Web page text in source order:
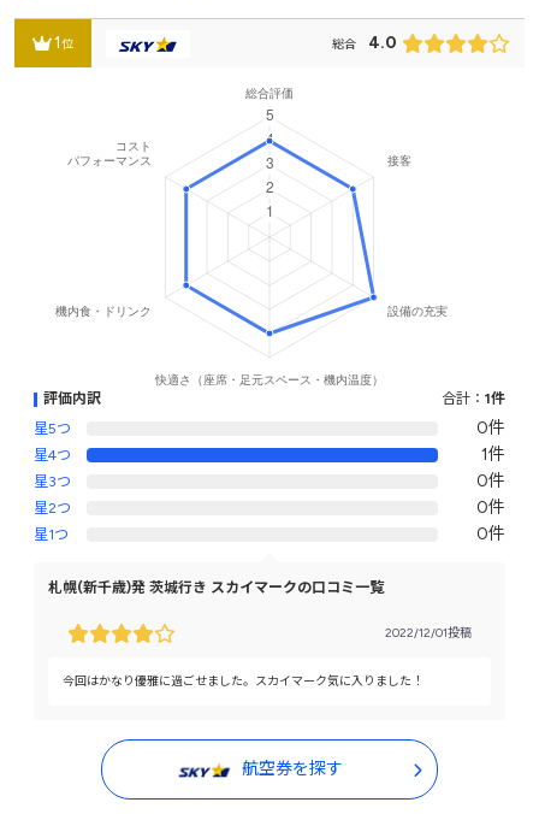
1位 総合 4.0
評価内訳 合計： 1件
星5つ
0件
星4つ 1件
星3つ 0件
星2つ 0件
星1つ 0件
札幌(新千歳)発 茨城行き スカイマークの口コミ一覧
2022/12/01投稿
今回はかなり優雅に過ごせました。スカイマーク気に入りました！
航空券を探す